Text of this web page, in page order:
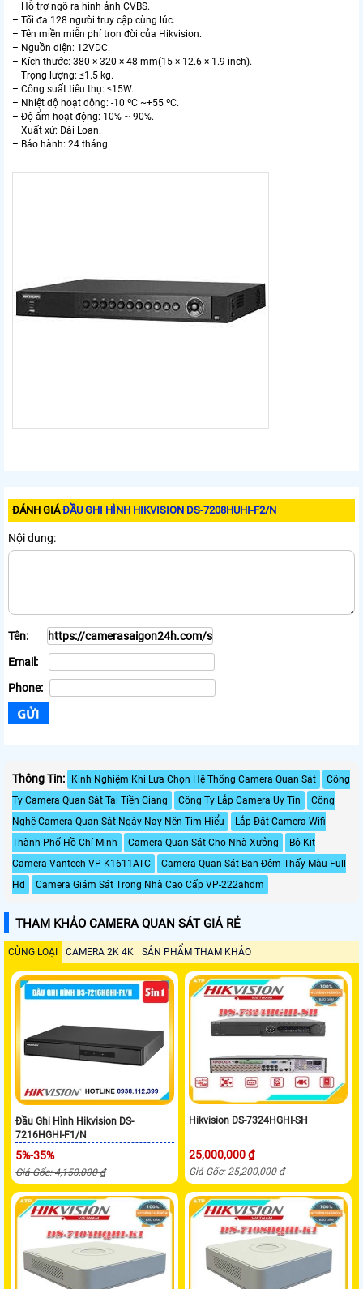
– Hỗ trợ ngõ ra hình ảnh CVBS.
– Tối đa 128 người truy cập cùng lúc.
– Tên miền miễn phí trọn đời của Hikvision.
– Nguồn điện: 12VDC.
– Kích thước: 380 × 320 × 48 mm(15 × 12.6 × 1.9 inch).
– Trọng lượng: ≤1.5 kg.
– Công suất tiêu thụ: ≤15W.
– Nhiệt độ hoạt động: -10 ºC ~+55 ºC.
– Độ ẩm hoạt động: 10% ~ 90%.
– Xuất xứ: Đài Loan.
– Bảo hành: 24 tháng.
ĐÁNH GIÁĐẦU GHI HÌNH HIKVISION DS-7208HUHI-F2/N
Nội dung:
Tên:
Email:
Phone:
Thông Tin: Kinh Nghiệm Khi Lựa Chọn Hệ Thống Camera Quan Sát
Công
Ty Camera Quan Sát Tại Tiền Giang
Công Ty Lắp Camera Uy Tín
Công
Nghệ Camera Quan Sát Ngày Nay Nên Tìm Hiểu
Lắp Đặt Camera Wifi
Thành Phố Hồ Chí Minh
Camera Quan Sát Cho Nhà Xưởng
Bộ Kit
Camera Vantech VP-K1611ATC
Camera Quan Sát Ban Đêm Thấy Màu Full
Hd
Camera Giám Sát Trong Nhà Cao Cấp VP-222ahdm
THAM KHẢO CAMERA QUAN SÁT GIÁ RẺ
CÙNG LOẠI CAMERA 2K 4K SẢN PHẨM THAM KHẢO
Đầu Ghi Hình Hikvision DS-
7216HGHI-F1/N
5%-35%
Giá Gốc: 4,150,000 ₫
Hikvision DS-7324HGHI-SH
25,000,000 ₫
Giá Gốc: 25,200,000 ₫